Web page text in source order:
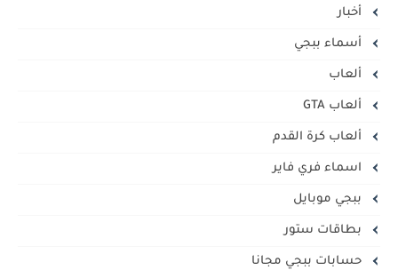
أخبار
أسماء ببجي
ألعاب
ألعاب GTA
ألعاب كرة القدم
اسماء فري فاير
ببجي موبايل
بطاقات ستور
حسابات ببجي مجانا